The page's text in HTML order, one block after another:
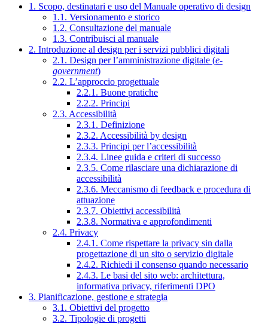
1. Scopo, destinatari e uso del Manuale operativo di design
1.1. Versionamento e storico
1.2. Consultazione del manuale
1.3. Contribuisci al manuale
2. Introduzione al design per i servizi pubblici digitali
2.1. Design per l’amministrazione digitale (e-
government)
2.2. L’approccio progettuale
2.2.1. Buone pratiche
2.2.2. Principi
2.3. Accessibilità
2.3.1. Definizione
2.3.2. Accessibilità by design
2.3.3. Principi per l’accessibilità
2.3.4. Linee guida e criteri di successo
2.3.5. Come rilasciare una dichiarazione di
accessibilità
2.3.6. Meccanismo di feedback e procedura di
attuazione
2.3.7. Obiettivi accessibilità
2.3.8. Normativa e approfondimenti
2.4. Privacy
2.4.1. Come rispettare la privacy sin dalla
progettazione di un sito o servizio digitale
2.4.2. Richiedi il consenso quando necessario
2.4.3. Le basi del sito web: architettura,
informativa privacy, riferimenti DPO
3. Pianificazione, gestione e strategia
3.1. Obiettivi del progetto
3.2. Tipologie di progetti